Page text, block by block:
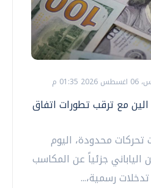
01:35 م
الين مع ترقب تطورات اتفاق
محدودة، اليوم
الياباني جزئياً عن المكاسب
رسمية،...